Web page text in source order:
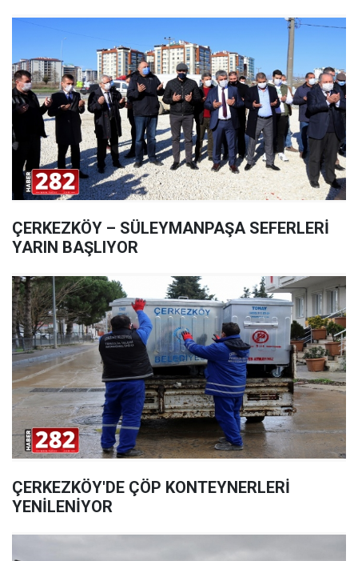
ÇERKEZKÖY – SÜLEYMANPAŞA SEFERLERİ
YARIN BAŞLIYOR
ÇERKEZKÖY'DE ÇÖP KONTEYNERLERİ
YENİLENİYOR